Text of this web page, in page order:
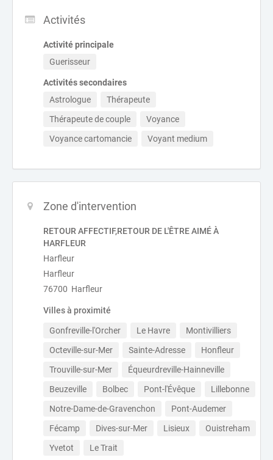
Activités
Activité principale
Guerisseur
Activités secondaires
Astrologue
Thérapeute
Thérapeute de couple
Voyance
Voyance cartomancie
Voyant medium
Zone d'intervention
RETOUR AFFECTIF,RETOUR DE L'ÊTRE AIMÉ À
HARFLEUR
Harfleur
Harfleur
76700 Harfleur
Villes à proximité
Gonfreville-l'Orcher Le Havre
Montivilliers
Octeville-sur-Mer
Sainte-Adresse
Honfleur
Trouville-sur-Mer
Équeurdreville-Hainneville
Beuzeville
Bolbec Pont-l'Évêque
Lillebonne
Notre-Dame-de-Gravenchon
Pont-Audemer
Fécamp
Dives-sur-Mer Lisieux
Ouistreham
Yvetot
Le Trait